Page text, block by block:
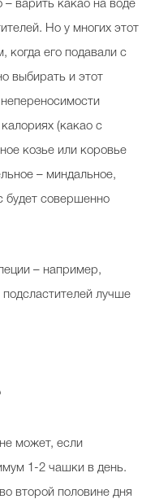
варить какао на воде
Но у многих этот
когда его подавали с
выбирать и этот
(какао с
козье или коровье
– миндальное,
будет совершенно
– например,
подсластителей лучше
может, если
1-2 чашки в день.
второй половине дня